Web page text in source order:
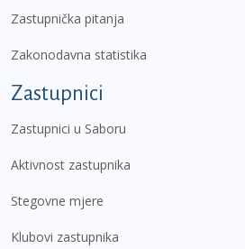
Zastupnička pitanja
Zakonodavna statistika
Zastupnici
Zastupnici u Saboru
Aktivnost zastupnika
Stegovne mjere
Klubovi zastupnika